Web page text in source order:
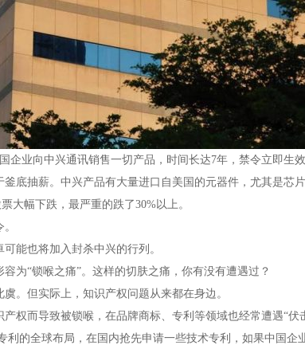
业向中兴通讯销售一切产品，时间长达7年，禁令立即生效
抽薪。中兴产品有大量进口自美国的元器件，尤其是芯片
大幅下跌，最严重的跌了30%以上。
能也将加入封杀中兴的行列。
“锁喉之痛”。这样的切肤之痛，你有没有遭遇过？
但实际上，知识产权问题从来都在身边。
而导致被锁喉，在品牌商标、专利等领域也经常遭遇“伏
的全球布局，在国内抢先申请一些技术专利，如果中国企